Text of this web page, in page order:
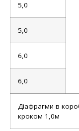
5,0
5,0
6,0
6,0
Діафрагми в
кроком 1,0м